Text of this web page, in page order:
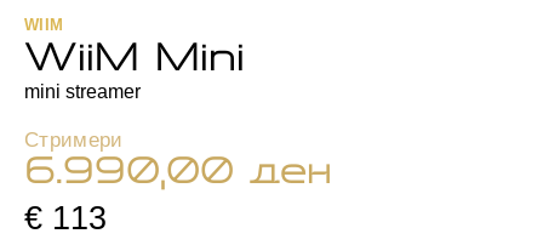
WIIM
WiiM Mini
mini streamer
Стримери
6.990,00 ден
€ 113